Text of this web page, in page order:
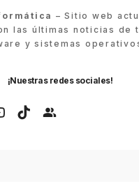
– Sitio web
las últimas noticias de
y sistemas
¡Nuestras redes sociales!